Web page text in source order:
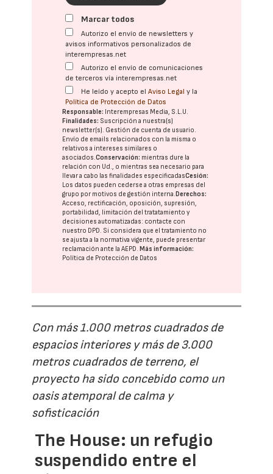
Marcar todos
Autorizo el envío de newsletters y
avisos informativos personalizados de
interempresas.net
Autorizo el envío de comunicaciones
de terceros vía interempresas.net
He leído y acepto elAviso Legal y la
Política de Protección de Datos
Responsable: Interempresas Media, S.L.U.
Finalidades: Suscripción a nuestra(s)
newsletter(s). Gestión de cuenta de usuario.
Envío de emails relacionados con la misma o
relativos a intereses similares o
asociados.Conservación: mientras dure la
relación con Ud., o mientras sea necesario para
llevar a cabo las finalidades especificadasCesión:
Los datos pueden cederse a otras empresas del
grupo por motivos de gestión interna.Derechos:
Acceso, rectificación, oposición, supresión,
portabilidad, limitación del tratatamiento y
decisiones automatizadas: contacte con
nuestro DPD. Si considera que el tratamiento no
se ajusta a la normativa vigente, puede presentar
reclamación ante laAEPD.Más información:
Política de Protección de Datos
Con más 1.000 metros cuadrados de
espacios interiores y más de 3.000
metros cuadrados de terreno, el
proyecto ha sido concebido como un
oasis atemporal de calma y
sofisticación
The House: un refugio
suspendido entre el